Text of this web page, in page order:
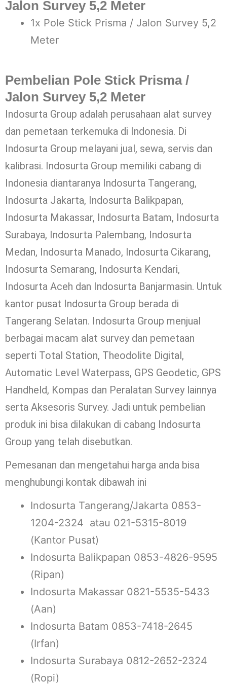
Jalon Survey 5,2 Meter
1x Pole Stick Prisma / Jalon Survey 5,2
Meter
Pembelian Pole Stick Prisma /
Jalon Survey 5,2 Meter
Indosurta Group adalah perusahaan alat survey
dan pemetaan terkemuka di Indonesia. Di
Indosurta Group melayani jual, sewa, servis dan
kalibrasi. Indosurta Group memiliki cabang di
Indonesia diantaranya Indosurta Tangerang,
Indosurta Jakarta, Indosurta Balikpapan,
Indosurta Makassar, Indosurta Batam, Indosurta
Surabaya, Indosurta Palembang, Indosurta
Medan, Indosurta Manado, Indosurta Cikarang,
Indosurta Semarang, Indosurta Kendari,
Indosurta Aceh dan Indosurta Banjarmasin. Untuk
kantor pusat Indosurta Group berada di
Tangerang Selatan. Indosurta Group menjual
berbagai macam alat survey dan pemetaan
seperti Total Station, Theodolite Digital,
Automatic Level Waterpass, GPS Geodetic, GPS
Handheld, Kompas dan Peralatan Survey lainnya
serta Aksesoris Survey. Jadi untuk pembelian
produk ini bisa dilakukan di cabang Indosurta
Group yang telah disebutkan.
Pemesanan dan mengetahui harga anda bisa
menghubungi kontak dibawah ini
Indosurta Tangerang/Jakarta 0853-
1204-2324 atau 021-5315-8019
(Kantor Pusat)
Indosurta Balikpapan 0853-4826-9595
(Ripan)
Indosurta Makassar 0821-5535-5433
(Aan)
Indosurta Batam 0853-7418-2645
(Irfan)
Indosurta Surabaya 0812-2652-2324
(Ropi)